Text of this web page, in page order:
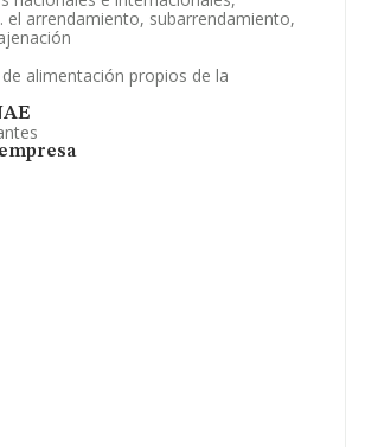
el arrendamiento, subarrendamiento,
alimentación propios de la